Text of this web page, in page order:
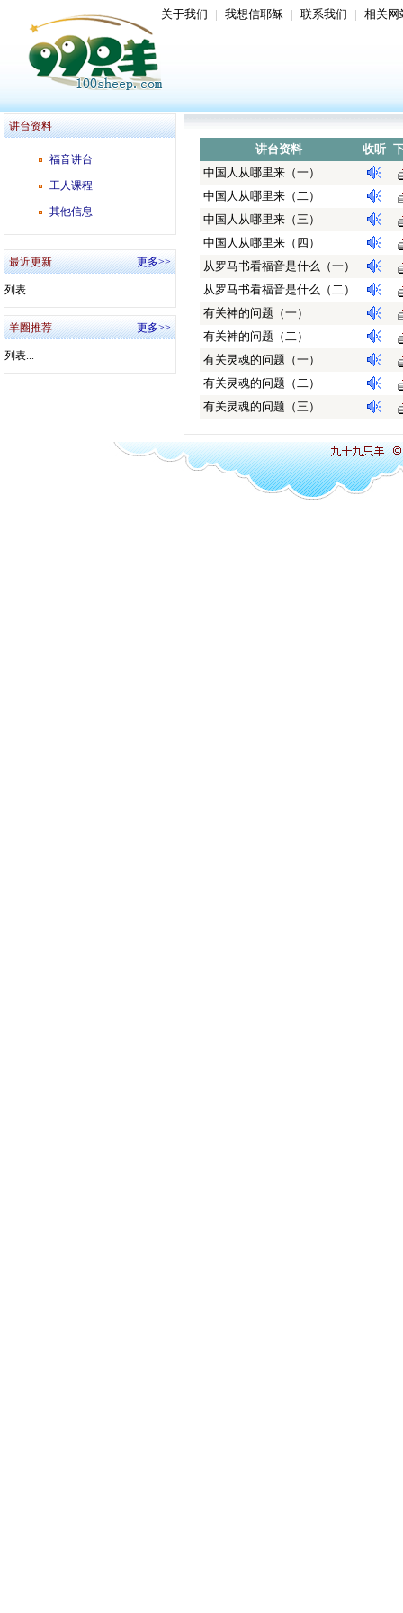
关于我们 | 我想信耶稣 | 联系我们 | 相关网
讲台资料
福音讲台
工人课程
其他信息
最近更新 更多>>
列表...
羊圈推荐 更多>>
列表...
讲台资料 收听
中国人从哪里来（一）
中国人从哪里来（二）
中国人从哪里来（三）
中国人从哪里来（四）
从罗马书看福音是什么（一）
从罗马书看福音是什么（二）
有关神的问题（一）
有关神的问题（二）
有关灵魂的问题（一）
有关灵魂的问题（二）
有关灵魂的问题（三）